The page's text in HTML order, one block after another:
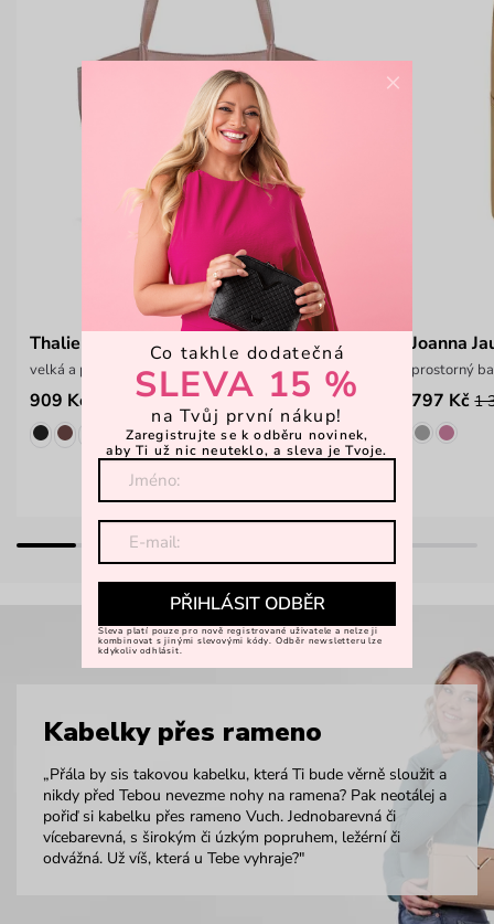
Thalie Beige
velká a prostorná kabelka
909 Kč 1 399 Kč
Joanna
prostorný
797 Kč 1
Kabelky přes rameno
„Přála by sis takovou kabelku, která Ti bude věrně sloužit a
nikdy před Tebou nevezme nohy na ramena? Pak neotálej a
pořiď si kabelku přes rameno Vuch. Jednobarevná či
vícebarevná, s širokým či úzkým popruhem, ležérní či
odvážná. Už víš, která u Tebe vyhraje?"
×
Co takhle dodatečná
SLEVA 15 %
na Tvůj první nákup!
Zaregistrujte se k odběru novinek,
aby Ti už nic neuteklo, a sleva je Tvoje.
PŘIHLÁSIT ODBĚR
Sleva platí pouze pro nově registrované uživatele a nelze ji
kombinovat s jinými slevovými kódy. Odběr newsletteru lze
kdykoliv odhlásit.